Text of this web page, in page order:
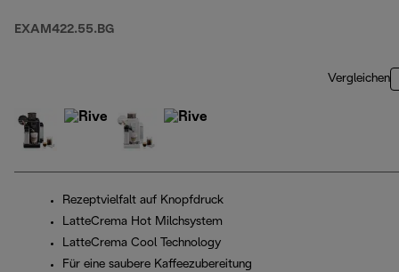
EXAM422.55.BG
Vergleichen
Rezeptvielfalt auf Knopfdruck
LatteCrema Hot Milchsystem
LatteCrema Cool Technology
Für eine saubere Kaffeezubereitung